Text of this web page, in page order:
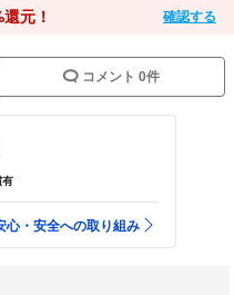
還元！ 確認する
コメント 0件
心・安全への取り組み